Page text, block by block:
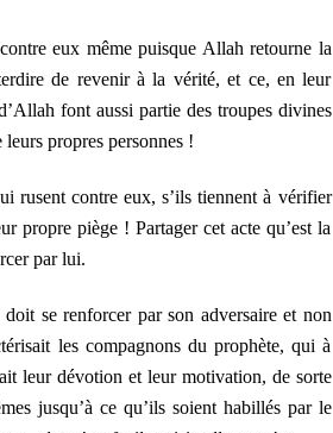
eux même puisque Allah retourne la
de revenir à la vérité, et ce, en leur
font aussi partie des troupes divines
propres personnes !
rusent contre eux, s’ils tiennent à vérifier
propre piège ! Partager cet acte qu’est la
par lui.
se renforcer par son adversaire et non
les compagnons du prophète, qui à
leur dévotion et leur motivation, de sorte
jusqu’à ce qu’ils soient habillés par le